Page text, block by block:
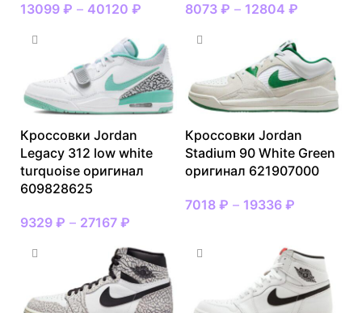
13099 ₽ – 40120 ₽ 8073 ₽ – 12804 ₽
Кроссовки Jordan
Legacy 312 low white
turquoise оригинал
609828625
9329 ₽ – 27167 ₽
Кроссовки Jordan
Stadium 90 White Green
оригинал 621907000
7018 ₽ – 19336 ₽